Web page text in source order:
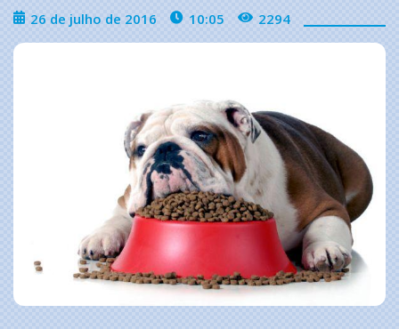
26 de julho de 2016 10:05 2294